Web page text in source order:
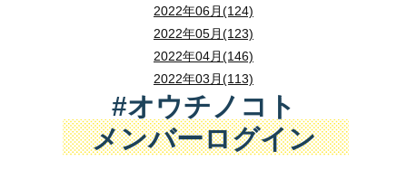
2022年06月(124)
2022年05月(123)
2022年04月(146)
2022年03月(113)
#オウチノコト
メンバーログイン